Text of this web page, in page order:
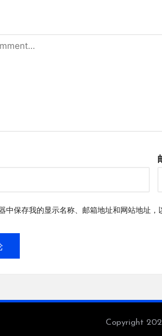
中保存我的显示名称、邮箱地址和网站地址，
Copyright